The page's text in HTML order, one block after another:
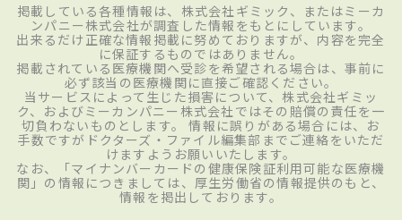
掲載している各種情報は、株式会社ギミック、またはミーカ
ンパニー株式会社が調査した情報をもとにしています。
出来るだけ正確な情報掲載に努めておりますが、内容を完全
に保証するものではありません。
掲載されている医療機関へ受診を希望される場合は、事前に
必ず該当の医療機関に直接ご確認ください。
当サービスによって生じた損害について、株式会社ギミッ
ク、およびミーカンパニー株式会社ではその賠償の責任を一
切負わないものとします。 情報に誤りがある場合には、お
手数ですがドクターズ・ファイル編集部までご連絡をいただ
けますようお願いいたします。
なお、「マイナンバーカードの健康保険証利用可能な医療機
関」の情報につきましては、厚生労働省の情報提供のもと、
情報を掲出しております。